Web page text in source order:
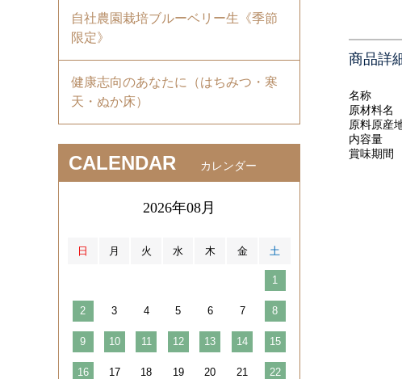
商品詳
名称
原材料
原料原
内容
賞味期
自社農園栽培ブルーベリー生《季節
限定》
健康志向のあなたに（はちみつ・寒
天・ぬか床）
CALENDAR カレンダー
2026年08月
日 月 火 水 木 金 土
1
2 3 4 5 6 7 8
9 10 11 12 13 14 15
16 17 18 19 20 21 22